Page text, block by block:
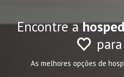
Encontre a
As melhores opções de